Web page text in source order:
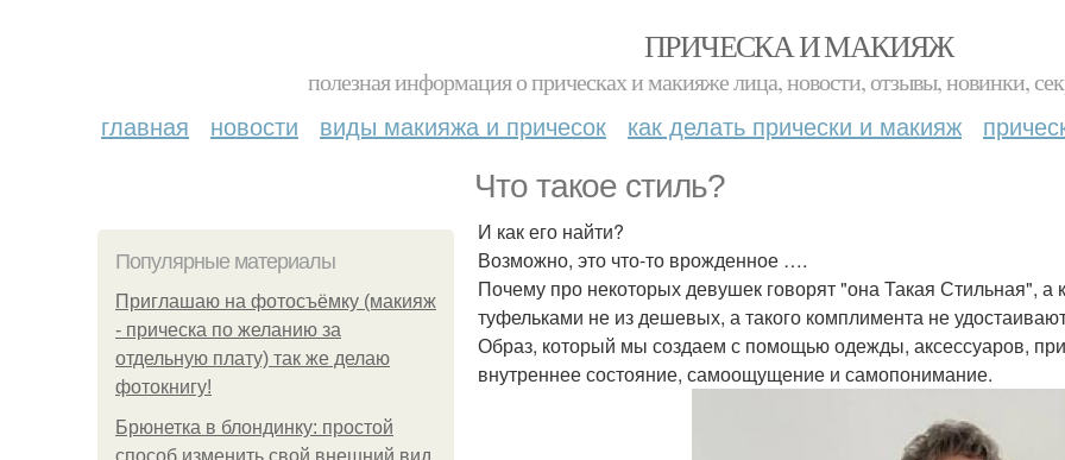
ПРИЧЕСКА И МАКИЯЖ
полезная информация о прическах и макияже лица, новости, отзывы, новинки,
главная новости виды макияжа и причесок как делать прически и макияж
Что такое стиль?
Популярные материалы
Приглашаю на фотосъёмку (макияж
- прическа по желанию за
отдельную плату) так же делаю
фотокнигу!
Брюнетка в блондинку: простой
способ изменить свой внешний вид
И как его найти?
Возможно, это что-то врожденное ….
Почему про некоторых девушек говорят "она Такая Стильная", а
туфельками не из дешевых, а такого комплимента не
Образ, который мы создаем с помощью одежды, аксессуаров,
внутреннее состояние, самоощущение и самопонимание.